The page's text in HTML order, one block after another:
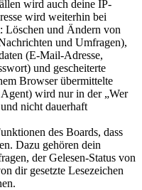
wird auch deine IP-
wird weiterhin bei
Löschen und Ändern von
und Umfragen),
(E-Mail-Adresse,
und gescheiterte
Browser übermittelte
wird nur in der „Wer
nicht dauerhaft
des Boards, dass
Dazu gehören dein
der Gelesen-Status von
dir gesetzte Lesezeichen